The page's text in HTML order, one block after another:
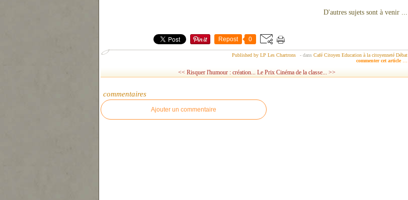
D'autres sujets sont à venir ...
Repost 0
Published by LP Les Chartrons - dans Café Citoyen Education à la citoyenneté Débat
commenter cet article
<< Risquer l'humour : création... Le Prix Cinéma de la classe... >>
commentaires
Ajouter un commentaire